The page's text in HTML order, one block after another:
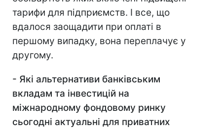
тарифи для підприємств. І все, що
вдалося заощадити при оплаті в
першому випадку, вона переплачує у
другому.
- Які альтернативи банківським
вкладам та інвестицій на
міжнародному фондовому ринку
сьогодні актуальні для приватних